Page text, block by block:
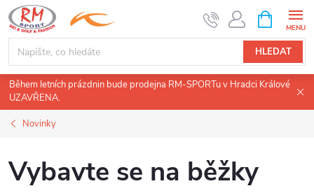
Přejít
na
obsah
HLEDAT
NÁKUPNÍ
KOŠÍK
Během letních prázdnin bude prodejna RM-SPORTu v Hradci Králové
UZAVŘENA.
Novinky
Vybavte se na běžky